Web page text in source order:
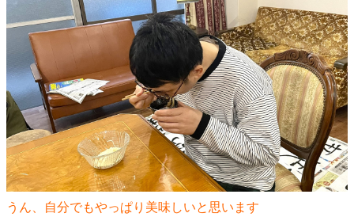
うん、自分でもやっぱり美味しいと思います